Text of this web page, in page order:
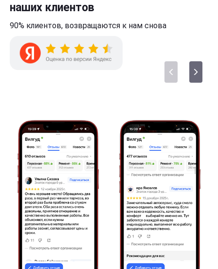
наших клиентов
90% клиентов, возвращаются к нам снова